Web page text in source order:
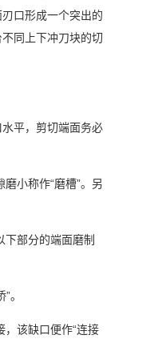
口形成一个突出的
同上下冲刀块的切
平，剪切端面务必
小称作“磨槽”。另
部分的端面磨制
。
该缺口便作“连接